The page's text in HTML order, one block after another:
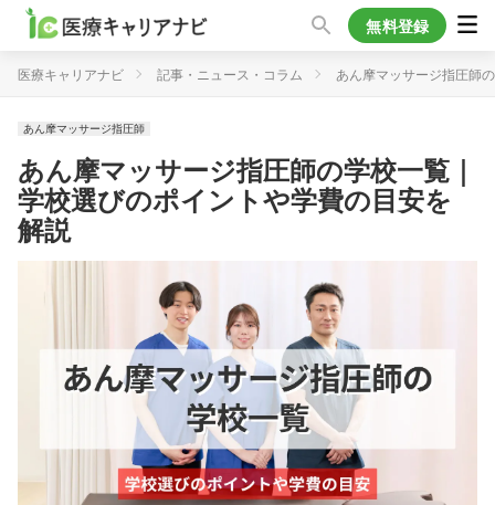
無料登録
医療キャリアナビ 記事・ニュース・コラム あん摩マッサージ指圧師
あん摩マッサージ指圧師
あん摩マッサージ指圧師の学校一覧｜
学校選びのポイントや学費の目安を
解説